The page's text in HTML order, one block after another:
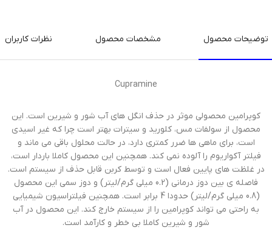
توضیحات محصول مشخصات محصول نظرات کاربران
Cupramine
کوپرامین محصولی موثر در حذف انگل های آب شور و شیرین است. این
محصول از سولفات مس، کلورید و سیترات بهتر است چرا که غیر اسیدی
است، برای ماهی ها ضرر کمتری دارد، در حالت محلول باقی می ماند و
فیلتر آکواریوم را آلوده نمی کند. همچنین این محصول کاملا باردار است،
در غلظت های پایین فعال است و توسط کربن قابل حذف از سیستم است.
فاصله ی بین دوز درمانی (0.2 میلی گرم/لیتر) و دوز سمی این محصول
(0.8 میلی گرم/لیتر) حدودا 4 برابر است. همچنین فیلتراسیون شیمیایی
به راحتی می تواند کوپرامین را از سیستم خارج کند. این محصول در آب
شور و شیرین کاملا بی خطر و کارآمد است.